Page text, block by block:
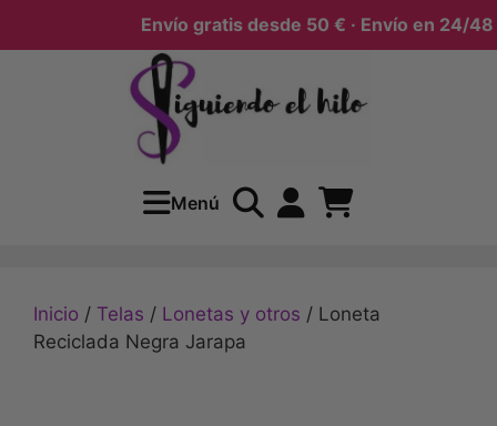
Envío gratis desde 50 € · Envío en 24/48 h
Menú
Inicio / Telas / Lonetas y otros / Loneta
Reciclada Negra Jarapa